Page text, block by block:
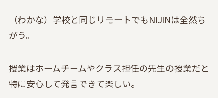
（わかな）学校と同じリモートでもNIJINは全然ち
がう。
授業はホームチームやクラス担任の先生の授業だと
特に安心して発言できて楽しい。